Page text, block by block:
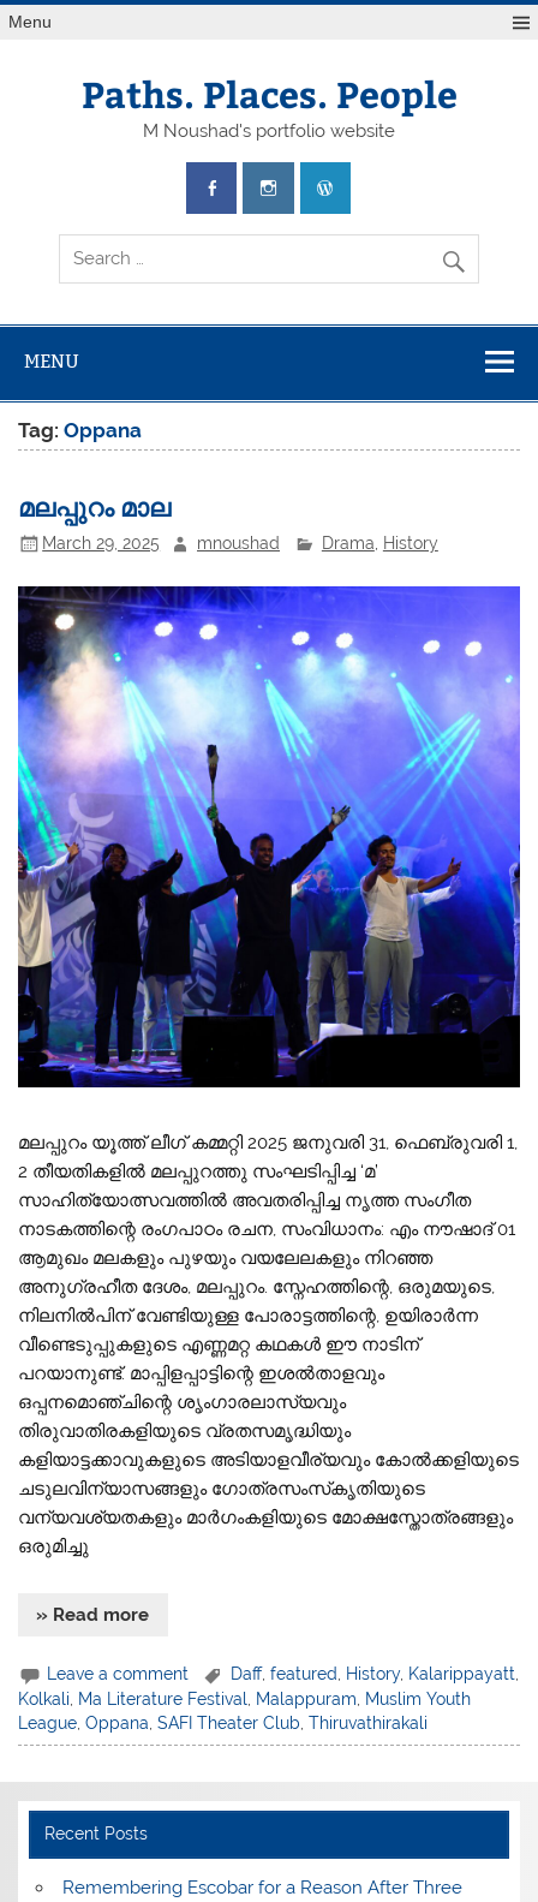
Skip
toMenu
Paths. Places. People
M Noushad's portfolio website
MENU
Tag:Oppana
മലപ്പുറം മാല
March 29, 2025 mnoushad Drama History
മലപ്പുറം യൂത്ത് ലീഗ് കമ്മറ്റി 2025 ജനുവരി 31, ഫെബ്രുവരി 1,
2 തീയതികളിൽ മലപ്പുറത്തു സംഘടിപ്പിച്ച ‘മ’
സാഹിത്യോത്സവത്തിൽ അവതരിപ്പിച്ച നൃത്ത സംഗീത
നാടകത്തിന്റെ രംഗപാഠം രചന, സംവിധാനം: എം നൗഷാദ് 01
ആമുഖം മലകളും പുഴയും വയലേലകളും നിറഞ്ഞ
അനുഗ്രഹീത ദേശം, മലപ്പുറം. സ്നേഹത്തിന്റെ, ഒരുമയുടെ,
നിലനിൽപിന് വേണ്ടിയുള്ള പോരാട്ടത്തിന്റെ, ഉയിരാർന്ന
വീണ്ടെടുപ്പുകളുടെ എണ്ണമറ്റ കഥകൾ ഈ നാടിന്
പറയാനുണ്ട്. മാപ്പിളപ്പാട്ടിന്റെ ഇശൽതാളവും
ഒപ്പനമൊഞ്ചിന്റെ ശൃംഗാരലാസ്യവും
തിരുവാതിരകളിയുടെ വ്രതസമൃദ്ധിയും
കളിയാട്ടക്കാവുകളുടെ അടിയാളവീര്യവും കോൽക്കളിയുടെ
ചടുലവിന്യാസങ്ങളും ഗോത്രസംസ്‌കൃതിയുടെ
വന്യവശ്യതകളും മാർഗംകളിയുടെ മോക്ഷസ്തോത്രങ്ങളും
ഒരുമിച്ചു
» Read more
Leave a comment Daff,featured History, Kalarippayatt
Kolkali, Ma Literature Festival, Malappuram, Muslim Youth
League,Oppana,SAFI Theater Club,Thiruvathirakali
Recent Posts
​Remembering Escobar for a Reason After Three